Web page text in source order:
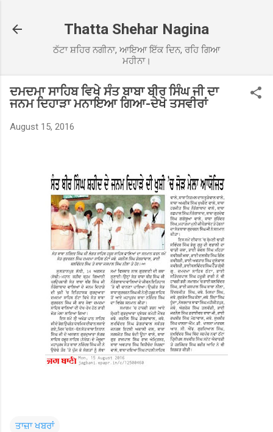
Thatta Shehar Nagina
ਠੱਟਾ ਸ਼ਹਿਰ ਨਗੀਨਾ, ਆਇਆ ਇੱਕ ਦਿਨ, ਰਹਿ ਗਿਆ
ਮਹੀਨਾ।
ਦਮਦਮਾ ਸਾਹਿਬ ਵਿਖੇ ਸੰਤ ਬਾਬਾ ਬੀਰ ਸਿੰਘ ਜੀ ਦਾ
ਜਨਮ ਦਿਹਾੜਾ ਮਨਾਇਆ ਗਿਆ-ਦੇਖੋ ਤਸਵੀਰਾਂ
August 15, 2016
ਤਾਜ਼ਾ ਖਬਰਾਂ